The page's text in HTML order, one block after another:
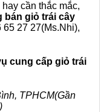
hay cần thắc mắc,
bán giỏ trái cây
27 27(Ms.Nhi),
cung cấp giỏ trái
TPHCM(Gần